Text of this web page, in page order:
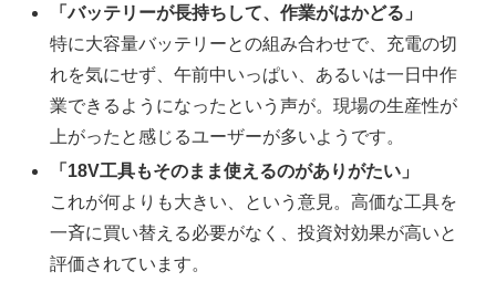
「バッテリーが長持ちして、作業がはかどる」
特に大容量バッテリーとの組み合わせで、充電の切
れを気にせず、午前中いっぱい、あるいは一日中作
業できるようになったという声が。現場の生産性が
上がったと感じるユーザーが多いようです。
「18V工具もそのまま使えるのがありがたい」
これが何よりも大きい、という意見。高価な工具を
一斉に買い替える必要がなく、投資対効果が高いと
評価されています。